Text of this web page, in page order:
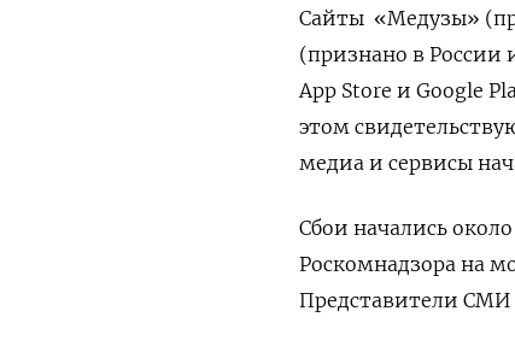
Сайты «Медузы»
(признано в России
App Store и Google
этом
медиа и сервисы
Сбои начались
Роскомнадзора на
Представители СМИ